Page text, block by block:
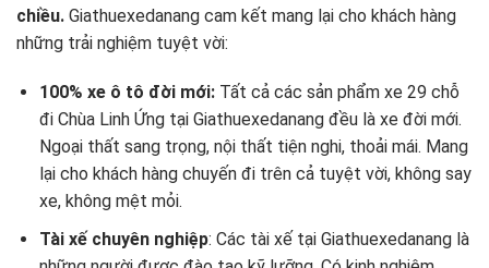
chiều. Giathuexedanang cam kết mang lại cho khách hàng
những trải nghiệm tuyệt vời:
100% xe ô tô đời mới: Tất cả các sản phẩm xe 29 chỗ
đi Chùa Linh Ứng tại Giathuexedanang đều là xe đời mới.
Ngoại thất sang trọng, nội thất tiện nghi, thoải mái. Mang
lại cho khách hàng chuyến đi trên cả tuyệt vời, không say
xe, không mệt mỏi.
Tài xế chuyên nghiệp: Các tài xế tại Giathuexedanang là